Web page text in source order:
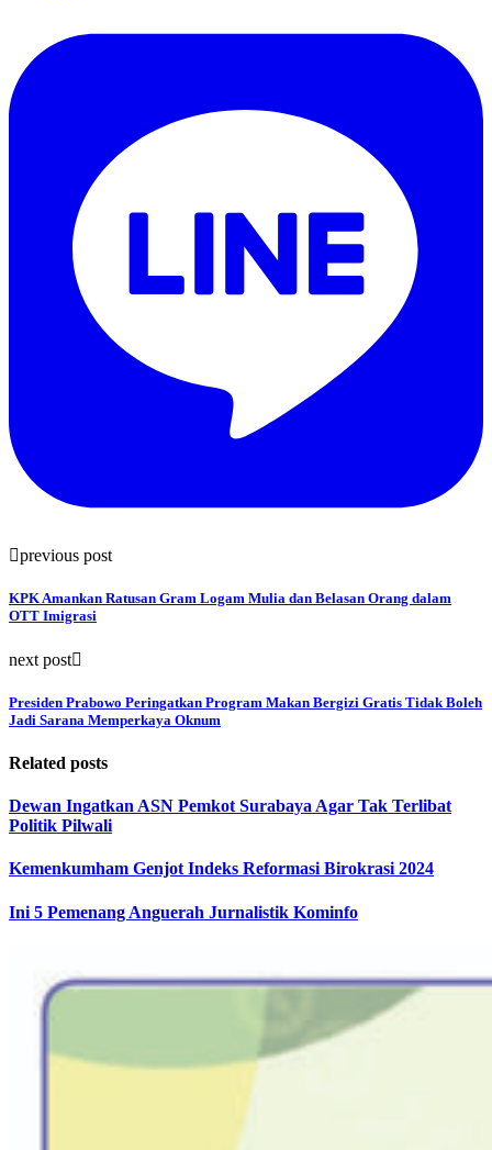
previous post
KPK Amankan Ratusan Gram Logam Mulia dan Belasan Orang dalam
OTT Imigrasi
next post
Presiden Prabowo Peringatkan Program Makan Bergizi Gratis Tidak Boleh
Jadi Sarana Memperkaya Oknum
Related posts
Dewan Ingatkan ASN Pemkot Surabaya Agar Tak Terlibat
Politik Pilwali
Kemenkumham Genjot Indeks Reformasi Birokrasi 2024
Ini 5 Pemenang Anguerah Jurnalistik Kominfo